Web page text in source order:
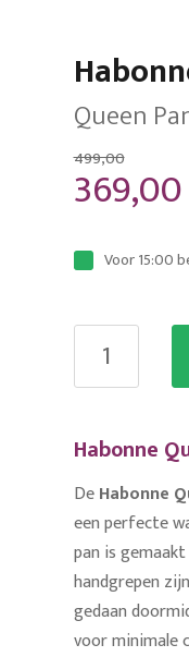
Queen
369,00
499,00
Voor 15:00
Habonne
DeHabonne
een perfecte
pan is
handgrepen
gedaan
voor minimale